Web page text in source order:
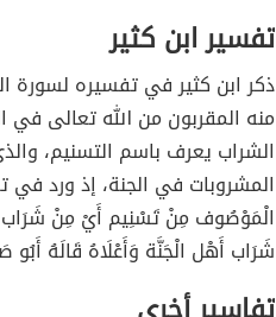
تفسير ابن كثير
ذكر ابن كثير في تفسيره لسورة
منه المقربون من الله تعالى في
الشراب يعرف باسم التسنيم،
المشروبات في الجنة، إذ ورد
الْمَوْصُوف مِنْ تَسْنِيم أَيْ مِنْ
شَرَاب أَهْل الْجَنَّة وَأَعْلَاهُ قَالَهُ أَبُو